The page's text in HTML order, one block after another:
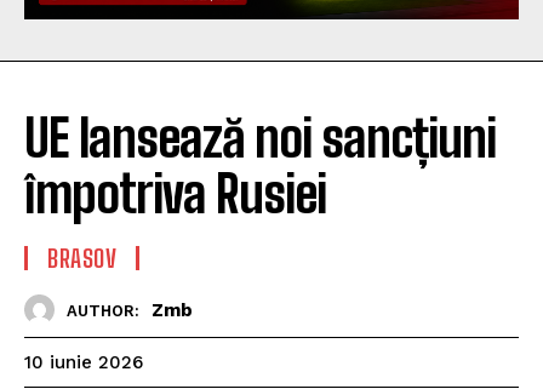
UE lansează noi sancțiuni
împotriva Rusiei
BRASOV
AUTHOR: Zmb
10 iunie 2026